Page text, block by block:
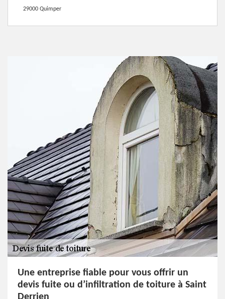
29000 Quimper
Une entreprise fiable pour vous offrir un
devis fuite ou d’infiltration de toiture à Saint
Derrien